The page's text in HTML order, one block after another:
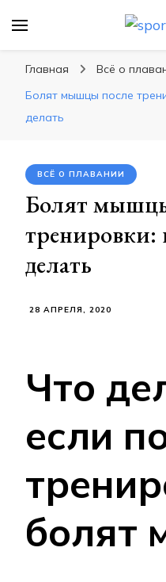
спортивных
диеты,
Главная
Всё о
Болят мышцы после
делать
ВСЁ О ПЛАВАНИИ
Болят
делать
28 АПРЕЛЯ, 2020
Что
если
болят